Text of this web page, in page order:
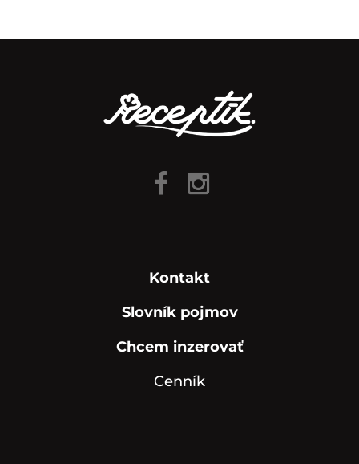
Kontakt
Slovník pojmov
Chcem inzerovať
Cenník